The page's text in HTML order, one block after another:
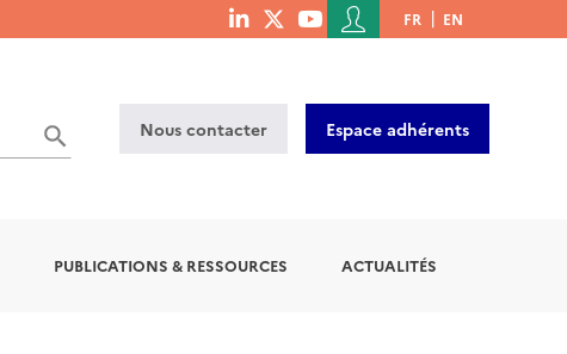
menu
Menu
du
de
l'utilisateur
FR EN
Nous contacter Espace adhérents
PUBLICATIONS & RESSOURCES ACTUALITÉS